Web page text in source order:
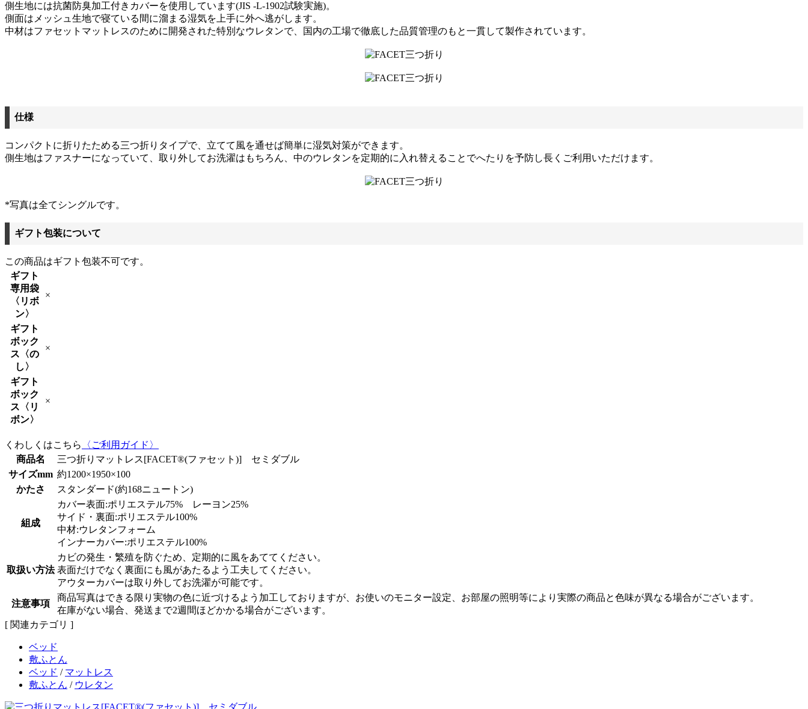
側生地には抗菌防臭加工付きカバーを使用しています(JIS -L-1902試験実施)。
側面はメッシュ生地で寝ている間に溜まる湿気を上手に外へ逃がします。
中材はファセットマットレスのために開発された特別なウレタンで、国内の工場で徹底した品質管理のもと一貫して製作されています。
仕様
コンパクトに折りたためる三つ折りタイプで、立てて風を通せば簡単に湿気対策ができます。
側生地はファスナーになっていて、取り外してお洗濯はもちろん、中のウレタンを定期的に入れ替えることでへたりを予防し長くご利用いただけます。
*写真は全てシングルです。
ギフト包装について
この商品はギフト包装不可です。
ギフト
専用袋
〈リボ
ン〉
×
ギフト
ボック
ス〈の
し〉
×
ギフト
ボック
ス〈リ
ボン〉
×
くわしくはこちら
〈ご利用ガイド〉
商品名
三つ折りマットレス[FACET®(ファセット)] セミダブル
サイズmm 約1200×1950×100
かたさ
スタンダード(約168ニュートン)
組成
カバー表面:ポリエステル75% レーヨン25%
サイド・裏面:ポリエステル100%
中材:ウレタンフォーム
インナーカバー:ポリエステル100%
取扱い方法
カビの発生・繁殖を防ぐため、定期的に風をあててください。
表面だけでなく裏面にも風があたるよう工夫してください。
アウターカバーは取り外してお洗濯が可能です。
注意事項
商品写真はできる限り実物の色に近づけるよう加工しておりますが、お使いのモニター設定、お部屋の照明等により実際の商品と色味が異なる場合がございます。
在庫がない場合、発送まで2週間ほどかかる場合がございます。
[ 関連カテゴリ ]
ベッド
敷ふとん
ベッド / マットレス
敷ふとん / ウレタン